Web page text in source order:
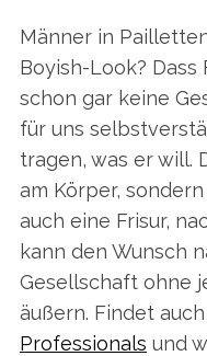
Männer in
Boyish-Look? Dass
schon gar keine
für uns
tragen, was er will.
am Körper,
auch eine Frisur,
kann den Wunsch
Gesellschaft ohne
äußern. Findet
Professionals und